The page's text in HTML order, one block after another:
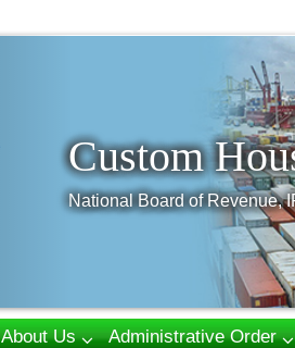
Custom
National Board of Revenue,
About Us Administrative Order